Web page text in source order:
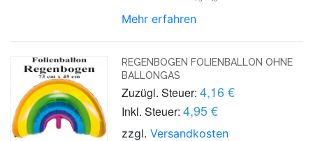
Mehr erfahren
REGENBOGEN FOLIENBALLON OHNE
BALLONGAS
Zuzügl. Steuer: 4,16 €
Inkl. Steuer: 4,95 €
zzgl.Versandkosten